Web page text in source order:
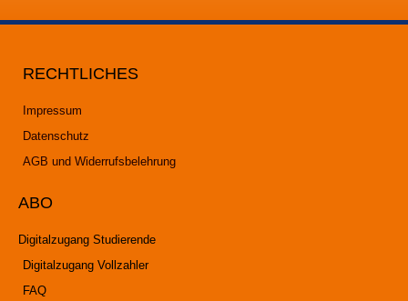
RECHTLICHES
Impressum
Datenschutz
AGB und Widerrufsbelehrung
ABO
Digitalzugang Studierende
Digitalzugang Vollzahler
FAQ